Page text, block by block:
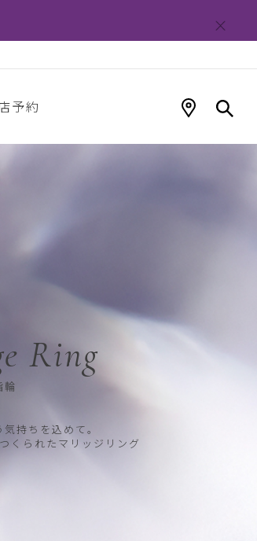
予約
Ring
輪
持ちを込めて。
くられたマリッジリング